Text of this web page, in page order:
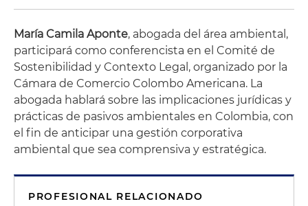
María Camila Aponte, abogada del área ambiental,
participará como conferencista en el Comité de
Sostenibilidad y Contexto Legal, organizado por la
Cámara de Comercio Colombo Americana. La
abogada hablará sobre las implicaciones jurídicas y
prácticas de pasivos ambientales en Colombia, con
el fin de anticipar una gestión corporativa
ambiental que sea comprensiva y estratégica.
PROFESIONAL RELACIONADO